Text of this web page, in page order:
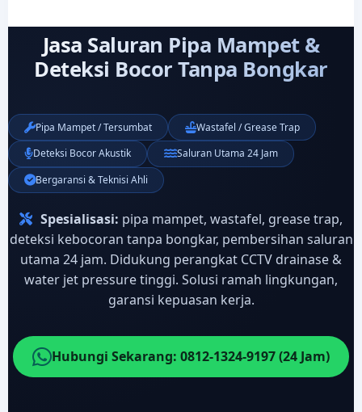
Jasa Saluran Pipa Mampet &
Deteksi Bocor Tanpa Bongkar
Pipa Mampet / Tersumbat
Wastafel / Grease Trap
Deteksi Bocor Akustik
Saluran Utama 24 Jam
Bergaransi & Teknisi Ahli
Spesialisasi: pipa mampet, wastafel, grease trap,
deteksi kebocoran tanpa bongkar, pembersihan saluran
utama 24 jam. Didukung perangkat CCTV drainase &
water jet pressure tinggi. Solusi ramah lingkungan,
garansi kepuasan kerja.
Hubungi Sekarang: 0812-1324-9197 (24 Jam)